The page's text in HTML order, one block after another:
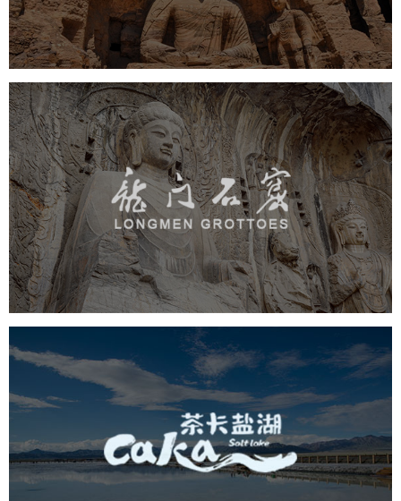
景区
龙门石窟
旅游休闲 景区网站建设 品牌官网 网页设计
茶卡盐湖